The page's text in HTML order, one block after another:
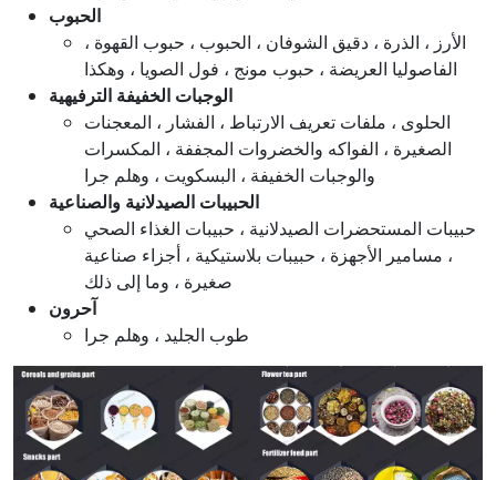
الحبوب
الأرز ، الذرة ، دقيق الشوفان ، الحبوب ، حبوب القهوة ،
الفاصوليا العريضة ، حبوب مونج ، فول الصويا ، وهكذا
الوجبات الخفيفة الترفيهية
الحلوى ، ملفات تعريف الارتباط ، الفشار ، المعجنات
الصغيرة ، الفواكه والخضروات المجففة ، المكسرات
والوجبات الخفيفة ، البسكويت ، وهلم جرا
الحبيبات الصيدلانية والصناعية
حبيبات المستحضرات الصيدلانية ، حبيبات الغذاء الصحي
، مسامير الأجهزة ، حبيبات بلاستيكية ، أجزاء صناعية
صغيرة ، وما إلى ذلك
آحرون
طوب الجليد ، وهلم جرا